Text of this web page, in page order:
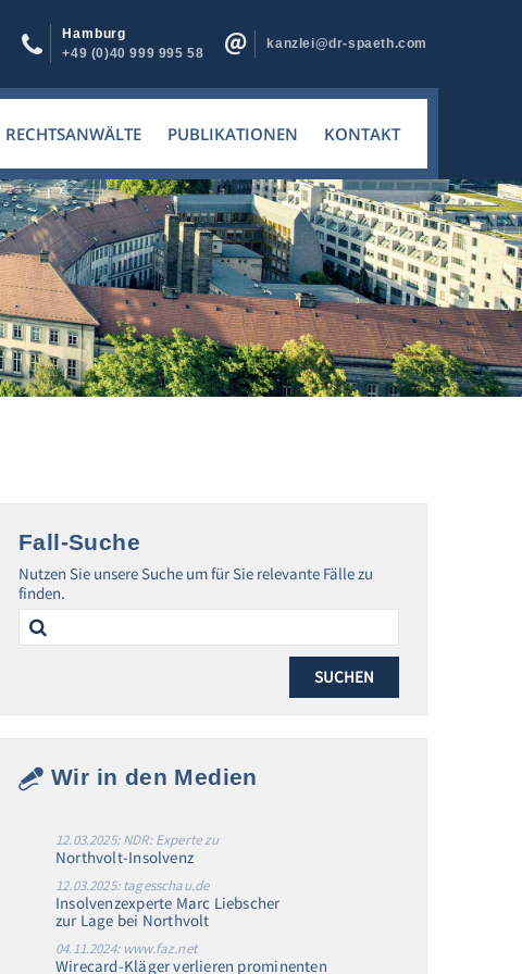
Hamburg
+49 (0)40 999 995 58
kanzlei@dr-spaeth.com
RECHTSANWÄLTE PUBLIKATIONEN KONTAKT
Fall-Suche
Nutzen Sie unsere Suche um für Sie relevante Fälle zu
finden.
Search
for:
Wir in den Medien
12.03.2025: NDR: Experte zu
Northvolt-Insolvenz
12.03.2025: tagesschau.de
Insolvenzexperte Marc Liebscher
zur Lage bei Northvolt
04.11.2024: www.faz.net
Wirecard-Kläger verlieren prominenten